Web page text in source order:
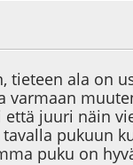
ala on
varmaan
juuri näin
pukuun
puku on